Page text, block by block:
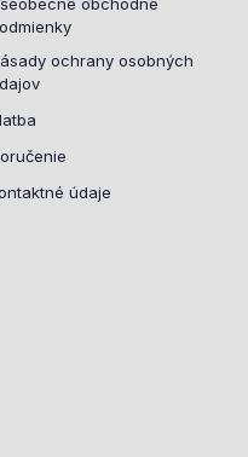
ochrany osobných
údaje